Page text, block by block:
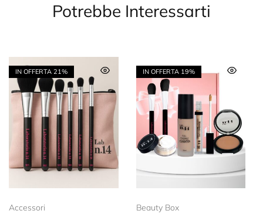
Potrebbe Interessarti
IN OFFERTA 21%
Accessori
IN OFFERTA19%
Beauty Box